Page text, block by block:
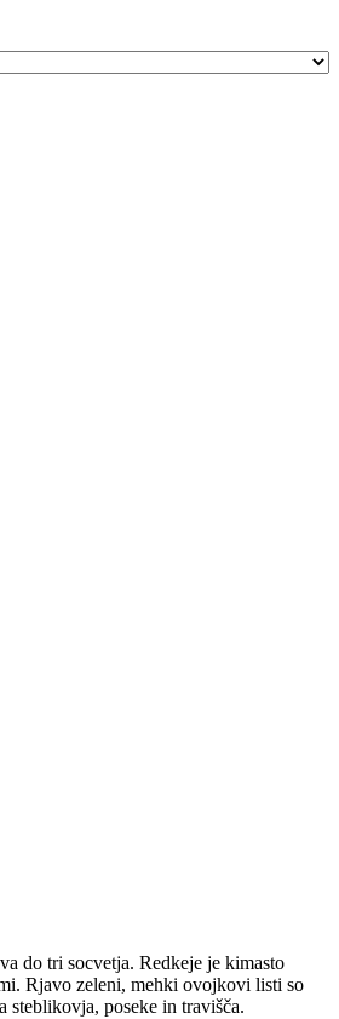
do tri socvetja. Redkeje je kimasto
Rjavo zeleni, mehki ovojkovi listi so
poseke in travišča.